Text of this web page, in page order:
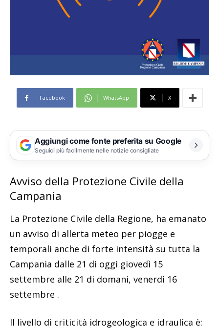
Facebook WhatsApp X
Aggiungi come fonte preferita su Google
Seguici più facilmente nelle notizie consigliate
Avviso della Protezione Civile della
Campania
La Protezione Civile della Regione, ha emanato
un avviso di allerta meteo per piogge e
temporali anche di forte intensità su tutta la
Campania dalle 21 di oggi giovedì 15
settembre alle 21 di domani, venerdì 16
settembre .
Il livello di criticità idrogeologica e idraulica è: